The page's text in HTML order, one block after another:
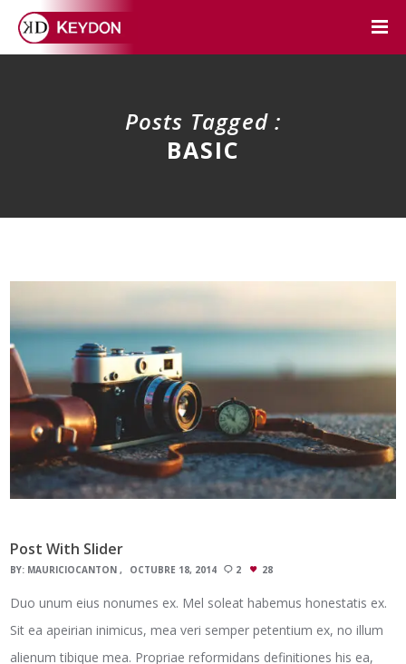
Posts Tagged :
BASIC
Post With Slider
BY: MAURICIOCANTON OCTUBRE 18, 2014 2 28
Duo unum eius nonumes ex. Mel soleat habemus honestatis ex.
Sit ea apeirian inimicus, mea veri semper petentium ex, no illum
alienum tibique mea. Propriae reformidans definitiones his ea,